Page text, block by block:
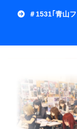
＃1531｢青山